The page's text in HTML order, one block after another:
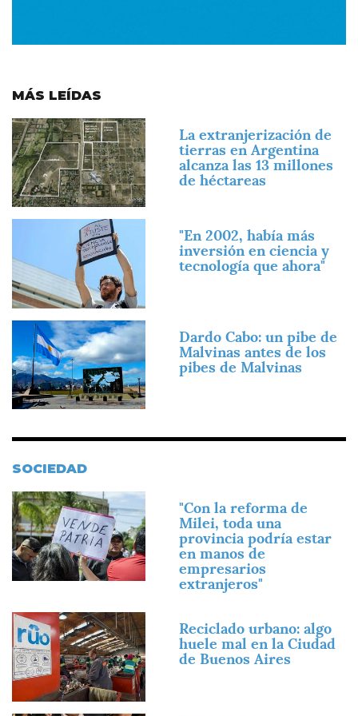
MÁS LEÍDAS
Imagen
La extranjerización de
tierras en Argentina
alcanza las 13 millones
de héctareas
"En 2002, había más
inversión en ciencia y
tecnología que ahora"
Imagen
Dardo Cabo: un pibe de
Malvinas antes de los
pibes de Malvinas
SOCIEDAD
Imagen
"Con la reforma de
Milei, toda una
provincia podría estar
en manos de
empresarios
extranjeros"
Imagen
Reciclado urbano: algo
huele mal en la Ciudad
de Buenos Aires